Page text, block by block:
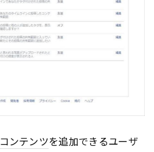
コンテンツを追加できるユーザ